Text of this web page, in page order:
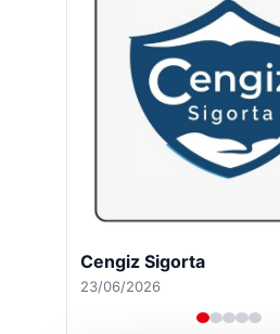
Cengiz Sigorta
23/06/2026